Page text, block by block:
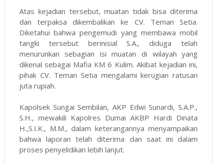
Atas kejadian tersebut, muatan tidak bisa diterima
dan terpaksa dikembalikan ke CV. Teman Setia.
Diketahui bahwa pengemudi yang membawa mobil
tangki tersebut berinisial S.A., diduga telah
menurunkan sebagian isi muatan di wilayah yang
dikenal sebagai Mafia KM 6 Kulim. Akibat kejadian ini,
pihak CV. Teman Setia mengalami kerugian ratusan
juta rupiah.
Kapolsek Sungai Sembilan, AKP Edwi Sunardi, S.A.P.,
S.H., mewakili Kapolres Dumai AKBP Hardi Dinata
H.,S.I.K., M.M., dalam keterangannya menyampaikan
bahwa laporan telah diterima dan saat ini dalam
proses penyelidikan lebih lanjut.